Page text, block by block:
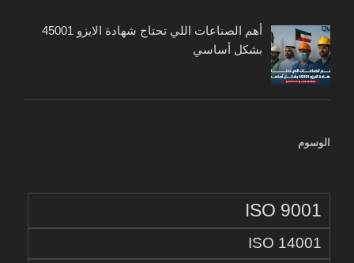
أهم الصناعات اللي تحتاج شهادة الايزو 45001
بشكل أساسي
الوسوم
ISO 9001
ISO 14001